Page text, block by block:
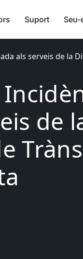
Suport Seu-
als serveis de la
de